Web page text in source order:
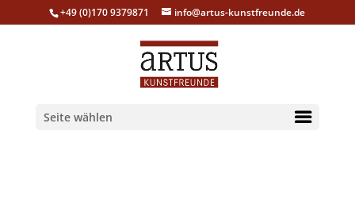
+49 (0)170 9379871 info@artus-kunstfreunde.de
Seite wählen